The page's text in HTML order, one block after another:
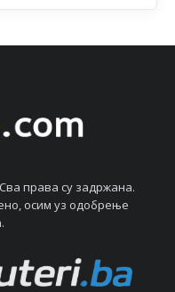
права су задржана.
осим уз одобрeњe